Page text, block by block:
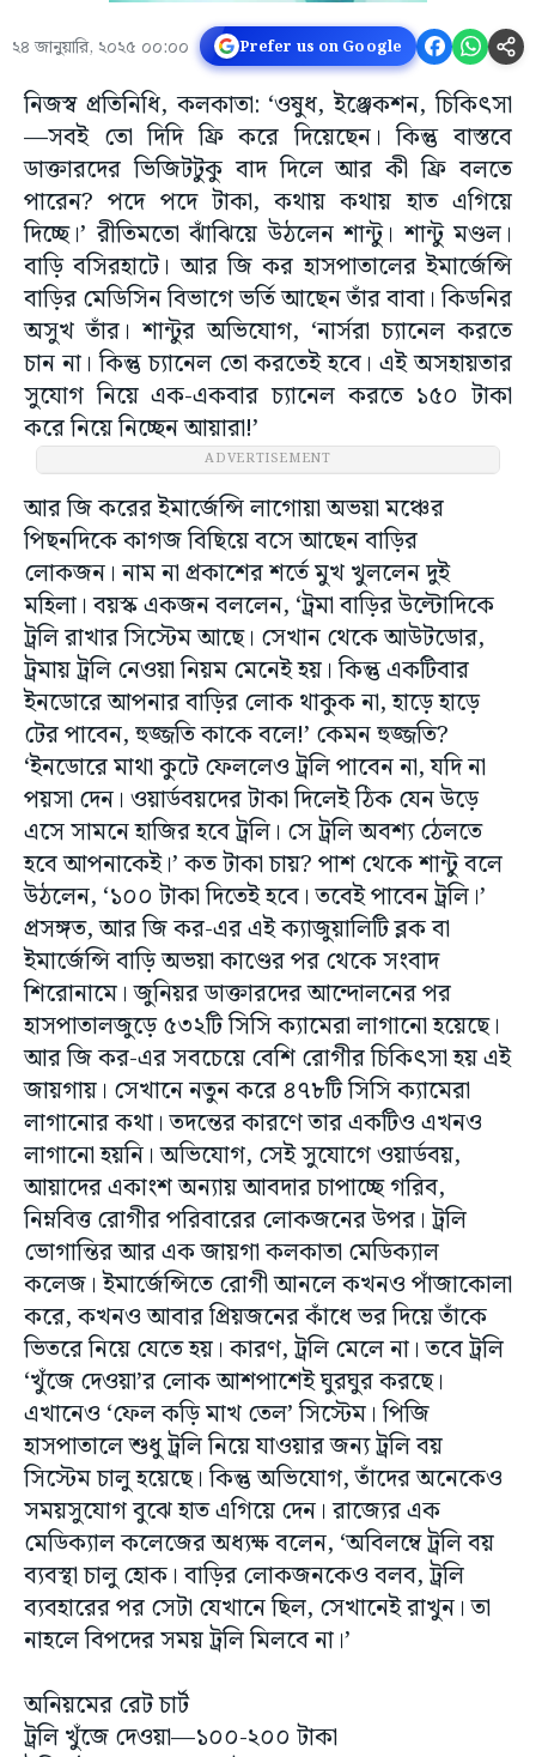
২৪ জানুয়ারি, ২০২৫ ০০:০০ Prefer us on Google
নিজস্ব প্রতিনিধি, কলকাতা: ‘ওষুধ, ইঞ্জেকশন, চিকিৎসা
—সবই তো দিদি ফ্রি করে দিয়েছেন। কিন্তু বাস্তবে
ডাক্তারদের ভিজিটটুকু বাদ দিলে আর কী ফ্রি বলতে
পারেন? পদে পদে টাকা, কথায় কথায় হাত এগিয়ে
দিচ্ছে।’ রীতিমতো ঝাঁঝিয়ে উঠলেন শান্টু। শান্টু মণ্ডল।
বাড়ি বসিরহাটে। আর জি কর হাসপাতালের ইমার্জেন্সি
বাড়ির মেডিসিন বিভাগে ভর্তি আছেন তাঁর বাবা। কিডনির
অসুখ তাঁর। শান্টুর অভিযোগ, ‘নার্সরা চ্যানেল করতে
চান না। কিন্তু চ্যানেল তো করতেই হবে। এই অসহায়তার
সুযোগ নিয়ে এক-একবার চ্যানেল করতে ১৫০ টাকা
করে নিয়ে নিচ্ছেন আয়ারা!’
ADVERTISEMENT
আর জি করের ইমার্জেন্সি লাগোয়া অভয়া মঞ্চের
পিছনদিকে কাগজ বিছিয়ে বসে আছেন বাড়ির
লোকজন। নাম না প্রকাশের শর্তে মুখ খুললেন দুই
মহিলা। বয়স্ক একজন বললেন, ‘ট্রমা বাড়ির উল্টোদিকে
ট্রলি রাখার সিস্টেম আছে। সেখান থেকে আউটডোর,
ট্রমায় ট্রলি নেওয়া নিয়ম মেনেই হয়। কিন্তু একটিবার
ইনডোরে আপনার বাড়ির লোক থাকুক না, হাড়ে হাড়ে
টের পাবেন, হুজ্জতি কাকে বলে!’ কেমন হুজ্জতি?
‘ইনডোরে মাথা কুটে ফেললেও ট্রলি পাবেন না, যদি না
পয়সা দেন। ওয়ার্ডবয়দের টাকা দিলেই ঠিক যেন উড়ে
এসে সামনে হাজির হবে ট্রলি। সে ট্রলি অবশ্য‌ ঠেলতে
হবে আপনাকেই।’ কত টাকা চায়? পাশ থেকে শান্টু বলে
উঠলেন, ‘১০০ টাকা দিতেই হবে। তবেই পাবেন ট্রলি।’
প্রসঙ্গত, আর জি কর-এর এই ক্যাজুয়ালিটি ব্লক বা
ইমার্জেন্সি বাড়ি অভয়া কাণ্ডের পর থেকে সংবাদ
শিরোনামে। জুনিয়র ডাক্তারদের আন্দোলনের পর
হাসপাতালজুড়ে ৫৩২টি সিসি ক্যামেরা লাগানো হয়েছে।
আর জি কর-এর সবচেয়ে বেশি রোগীর চিকিৎসা হয় এই
জায়গায়। সেখানে নতুন করে ৪৭৮টি সিসি ক্যামেরা
লাগানোর কথা। তদন্তের কারণে তার একটিও এখনও
লাগানো হয়নি। অভিযোগ, সেই সুযোগে ওয়ার্ডবয়,
আয়াদের একাংশ অন্যায় আবদার চাপাচ্ছে গরিব,
নিম্নবিত্ত রোগীর পরিবারের লোকজনের উপর। ট্রলি
ভোগান্তির আর এক জায়গা কলকাতা মেডিক্যাল
কলেজ। ইমার্জেন্সিতে রোগী আনলে কখনও পাঁজাকোলা
করে, কখনও আবার প্রিয়জনের কাঁধে ভর দিয়ে তাঁকে
ভিতরে নিয়ে যেতে হয়। কারণ, ট্রলি মেলে না। তবে ট্রলি
‘খুঁজে দেওয়া’র লোক আশপাশেই ঘুরঘুর করছে।
এখানেও ‘ফেল কড়ি মাখ তেল’ সিস্টেম। পিজি
হাসপাতালে শুধু ট্রলি নিয়ে যাওয়ার জন্য ট্রলি বয়
সিস্টেম চালু হয়েছে। কিন্তু অভিযোগ, তাঁদের অনেকেও
সময়সুযোগ বুঝে হাত এগিয়ে দেন। রাজ্যের এক
মেডিক্যাল কলেজের অধ্যক্ষ বলেন, ‘অবিলম্বে ট্রলি বয়
ব্যবস্থা চালু হোক। বাড়ির লোকজনকেও বলব, ট্রলি
ব্যবহারের পর সেটা যেখানে ছিল, সেখানেই রাখুন। তা
নাহলে বিপদের সময় ট্রলি মিলবে না।’
অনিয়মের রেট চার্ট
ট্রলি খুঁজে দেওয়া—১০০-২০০ টাকা